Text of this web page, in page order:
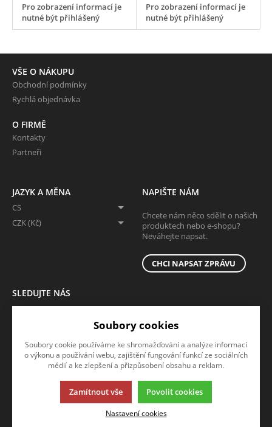
Pro zobrazení informací je
nutné být přihlášený
Pro zobrazení informací je
nutné být přihlášený
VŠE O NÁKUPU
Obchodní podmínky
Rychlá objednávka
O FIRMĚ
Kontakty
Partneři
JAZYK A MĚNA
CS
CZK (Kč)
NAPIŠTE NÁM
Chcete nám něco sdělit o našich
produktech nebo e-shopu?
Neváhejte napsat.
CHCI NAPSAT ZPRÁVU
SLEDUJTE NÁS
Tato stránka používá soubory cookies. Klikněte pro více informací.
Soubory cookies
Soubory cookie používáme ke shromažďování a analýze informací
o výkonu a používání webu, zajištění fungování funkcí ze sociálních
médií a ke zlepšení a přizpůsobení obsahu a reklam.
Zamítnout vše Povolit cookies
Nastavení cookies